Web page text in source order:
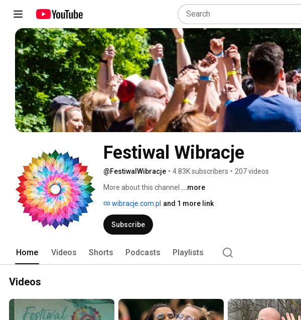
Festiwal Wibracje
@FestiwalWibracje • 4.83K subscribers • 207 videos
More about this channel ...more
wibracje.com.pl and 1 more link
Subscribe
Home Videos Shorts Podcasts Playlists
Videos